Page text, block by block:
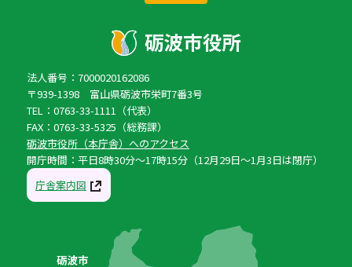
法人番号：7000020162086
〒939-1398 富山県砺波市栄町7番3号
TEL：0763-33-1111（代表）
FAX：0763-33-5325（総務課）
砺波市役所（本庁舎）へのアクセス
開庁時間：平日8時30分〜17時15分（12月29日〜1月3日は閉庁）
庁舎案内図